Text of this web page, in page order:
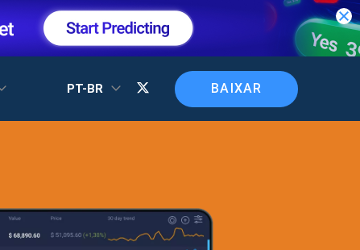
PT-BR BAIXAR